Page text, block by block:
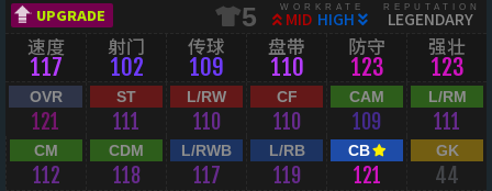
UPGRADE 5 WORKRATE
MID HIGH
REPUTATION
LEGENDARY
速度
117
射门
102
传球
109
盘带
110
防守
123
强壮
123
OVR
121
ST
111
L/RW
110
CF
110
CAM
109
L/RM
111
CM
112
CDM
118
L/RWB
117
L/RB
119
CB
121
GK
44